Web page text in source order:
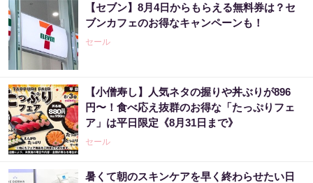
【セブン】8月4日からもらえる無料券は？セ
ブンカフェのお得なキャンペーンも！
セール
【小僧寿し】人気ネタの握りや丼ぶりが896
円〜！食べ応え抜群のお得な「たっぷりフェ
ア」は平日限定《8月31日まで》
セール
暑くて朝のスキンケアを早く終わらせたい日